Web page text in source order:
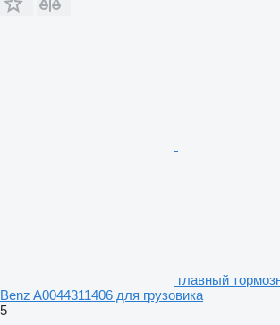
главный
Benz A0044311406 для грузовика
5